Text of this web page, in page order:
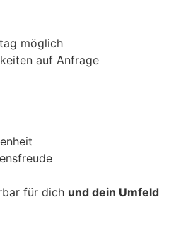
möglich
auf Anfrage
für dich und dein Umfeld